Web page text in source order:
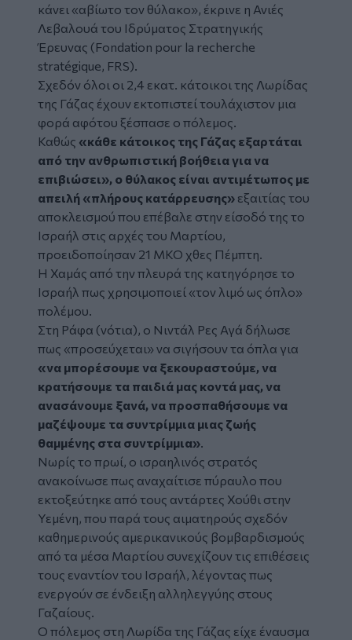
κάνει «αβίωτο τον θύλακο», έκρινε η Ανιές
Λεβαλουά του Ιδρύματος Στρατηγικής
Έρευνας (Fondation pour la recherche
stratégique, FRS).
Σχεδόν όλοι οι 2,4 εκατ. κάτοικοι της Λωρίδας
της Γάζας έχουν εκτοπιστεί τουλάχιστον μια
φορά αφότου ξέσπασε ο πόλεμος.
Καθώς «κάθε κάτοικος της Γάζας εξαρτάται
από την ανθρωπιστική βοήθεια για να
επιβιώσει», ο θύλακος είναι αντιμέτωπος με
απειλή «πλήρους κατάρρευσης» εξαιτίας του
αποκλεισμού που επέβαλε στην είσοδό της το
Ισραήλ στις αρχές του Μαρτίου,
προειδοποίησαν 21 ΜΚΟ χθες Πέμπτη.
Η Χαμάς από την πλευρά της κατηγόρησε το
Ισραήλ πως χρησιμοποιεί «τον λιμό ως όπλο»
πολέμου.
Στη Ράφα (νότια), ο Νιντάλ Ρες Αγά δήλωσε
πως «προσεύχεται» να σιγήσουν τα όπλα για
«να μπορέσουμε να ξεκουραστούμε, να
κρατήσουμε τα παιδιά μας κοντά μας, να
ανασάνουμε ξανά, να προσπαθήσουμε να
μαζέψουμε τα συντρίμμια μιας ζωής
θαμμένης στα συντρίμμια».
Νωρίς το πρωί, ο ισραηλινός στρατός
ανακοίνωσε πως αναχαίτισε πύραυλο που
εκτοξεύτηκε από τους αντάρτες Χούθι στην
Υεμένη, που παρά τους αιματηρούς σχεδόν
καθημερινούς αμερικανικούς βομβαρδισμούς
από τα μέσα Μαρτίου συνεχίζουν τις επιθέσεις
τους εναντίον του Ισραήλ, λέγοντας πως
ενεργούν σε ένδειξη αλληλεγγύης στους
Γαζαίους.
Ο πόλεμος στη Λωρίδα της Γάζας είχε έναυσμα